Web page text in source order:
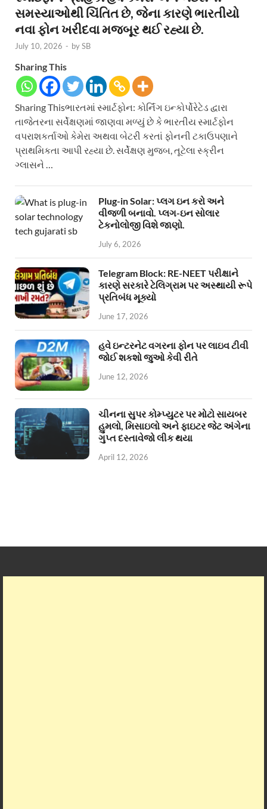
સમસ્યાઓથી ચિંતિત છે, જેના કારણે ભારતીયો
નવા ફોન ખરીદવા મજબૂર થઈ રહ્યા છે.
July 10, 2026 - bySB
Sharing This
Sharing Thisભારતમાં સ્માર્ટફોન: કોર્નિંગ ઇન્કોર્પોરેટેડ દ્વારા
તાજેતરના સર્વેક્ષણમાં જાણવા મળ્યું છે કે ભારતીય સ્માર્ટફોન
વપરાશકર્તાઓ કેમેરા અથવા બેટરી કરતાં ફોનની ટકાઉપણાને
પ્રાથમિકતા આપી રહ્યા છે. સર્વેક્ષણ મુજબ, તૂટેલા સ્ક્રીન
ગ્લાસને …
Plug-in Solar: પ્લગ ઇન કરો અને
વીજળી બનાવો. પ્લગ-ઇન સોલાર
ટેકનોલોજી વિશે જાણો.
July 6, 2026
Telegram Block: RE-NEET પરીક્ષાને
કારણે સરકારે ટેલિગ્રામ પર અસ્થાયી રૂપે
પ્રતિબંધ મૂક્યો
June 17, 2026
હવે ઇન્ટરનેટ વગરના ફોન પર લાઇવ ટીવી
જોઈ શકશો જુઓ કેવી રીતે
June 12, 2026
ચીનના સુપર કોમ્પ્યુટર પર મોટો સાયબર
હુમલો, મિસાઇલો અને ફાઇટર જેટ અંગેના
ગુપ્ત દસ્તાવેજો લીક થયા
April 12, 2026